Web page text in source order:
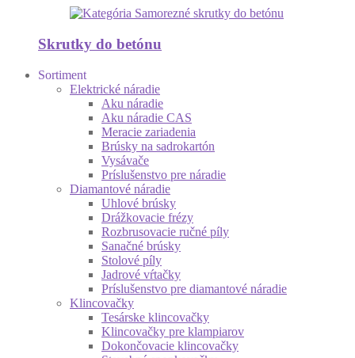
Skrutky do betónu
Sortiment
Elektrické náradie
Aku náradie
Aku náradie CAS
Meracie zariadenia
Brúsky na sadrokartón
Vysávače
Príslušenstvo pre náradie
Diamantové náradie
Uhlové brúsky
Drážkovacie frézy
Rozbrusovacie ručné píly
Sanačné brúsky
Stolové píly
Jadrové vŕtačky
Príslušenstvo pre diamantové náradie
Klincovačky
Tesárske klincovačky
Klincovačky pre klampiarov
Dokončovacie klincovačky